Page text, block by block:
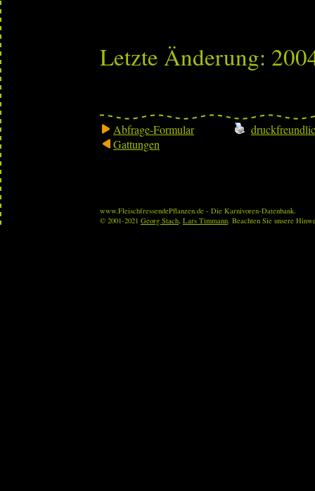
Letzte Änderung:
Abfrage-Formular
Gattungen
www.FleischfressendePflanzen.de - Die Karnivoren-Datenbank.
© 2001-2021 Georg Stach Lars Timmann . Beachten Sie unsere